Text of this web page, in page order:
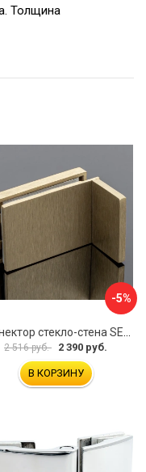
Толщина
-5%
2 516 руб. 2 390 руб.
В КОРЗИНУ